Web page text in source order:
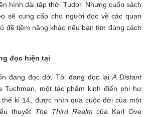
hình dài tập thời Tudor. Nhưng cuốn sách
sẽ cung cấp cho người đọc về các quan
đề tiềm năng khác nếu bạn tìm đúng cách
đọc hiện tại
đang đọc dở. Tôi đang đọc lạiA Distant
Tuchman, một tác phẩm kinh điển phi hư
kỉ 14, được nhìn qua cuộc đời của một
thuyết The Third Realm của Karl Ove